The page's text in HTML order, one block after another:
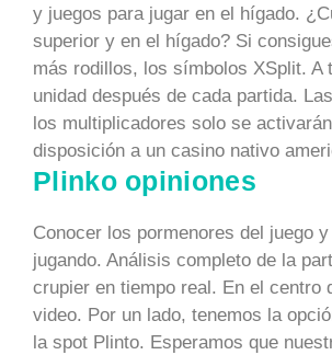
y juegos para jugar en el hígado.
superior y en el hígado? Si
más rodillos, los símbolos XSplit. A
unidad después de cada partida.
los multiplicadores solo se
disposición a un casino nativo
Plinko opiniones
Conocer los pormenores del juego
jugando. Análisis completo de la
crupier en tiempo real. En el centro
video. Por un lado, tenemos la
la spot Plinto. Esperamos que